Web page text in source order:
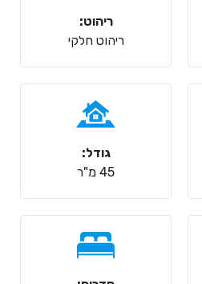
ריהוט:
ריהוט חלקי
גודל:
45 מ"ר